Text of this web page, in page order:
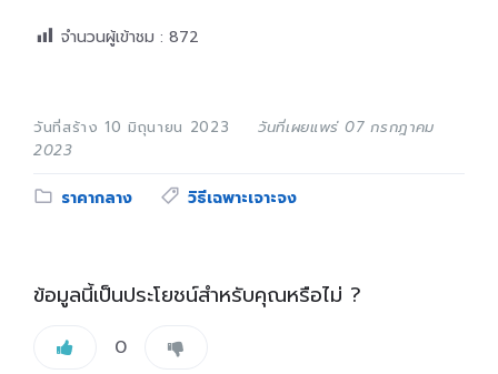
จำนวนผู้เข้าชม : 872
วันที่สร้าง 10 มิถุนายน 2023
วันที่เผยแพร่ 07 กรกฎาคม
2023
Category:
ราคากลาง Tags:
วิธีเฉพาะเจาะจง
ข้อมูลนี้เป็นประโยชน์สำหรับคุณหรือไม่ ?
0